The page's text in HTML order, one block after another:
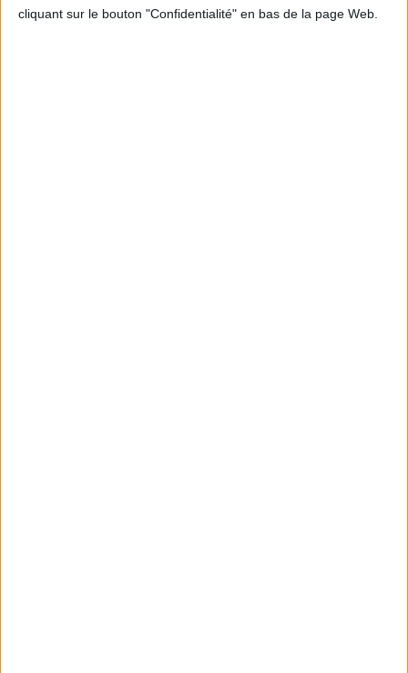
cliquant sur le bouton "Confidentialité" en bas de la page Web.
min)